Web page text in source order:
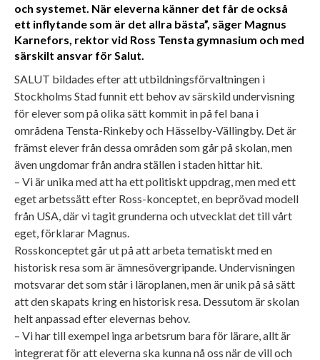
och systemet. När eleverna känner det får de också
ett inflytande som är det allra bästa”, säger Magnus
Karnefors, rektor vid Ross Tensta gymnasium och med
särskilt ansvar för Salut.
SALUT bildades efter att utbildningsförvaltningen i
Stockholms Stad funnit ett behov av särskild undervisning
för elever som på olika sätt kommit in på fel bana i
områdena Tensta-Rinkeby och Hässelby-Vällingby. Det är
främst elever från dessa områden som går på skolan, men
även ungdomar från andra ställen i staden hittar hit.
– Vi är unika med att ha ett politiskt uppdrag, men med ett
eget arbetssätt efter Ross-konceptet, en beprövad modell
från USA, där vi tagit grunderna och utvecklat det till vårt
eget, förklarar Magnus.
Rosskonceptet går ut på att arbeta tematiskt med en
historisk resa som är ämnesövergripande. Undervisningen
motsvarar det som står i läroplanen, men är unik på så sätt
att den skapats kring en historisk resa. Dessutom är skolan
helt anpassad efter elevernas behov.
– Vi har till exempel inga arbetsrum bara för lärare, allt är
integrerat för att eleverna ska kunna nå oss när de vill och